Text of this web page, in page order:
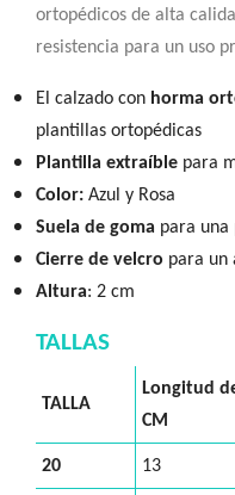
ortopédicos de alta
resistencia para un uso
El calzado con horma
plantillas ortopédicas
Plantilla extraíble para
Color: Azul y Rosa
Suela de goma para una
Cierre de velcro para un
Altura: 2 cm
TALLAS
TALLA
Longitud
CM
20 13